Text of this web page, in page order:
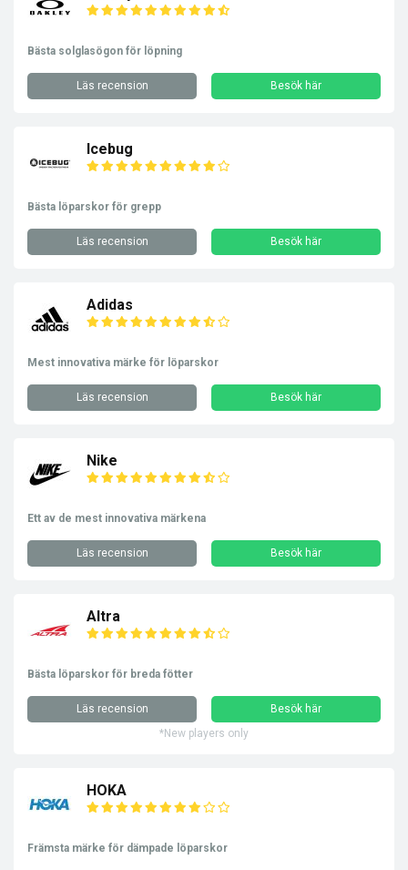
Bästa solglasögon för löpning
Läs recension Besök här
Icebug
Bästa löparskor för grepp
Läs recension Besök här
Adidas
Mest innovativa märke för löparskor
Läs recension Besök här
Nike
Ett av de mest innovativa märkena
Läs recension Besök här
Altra
Bästa löparskor för breda fötter
Läs recension
Besök här
*New players only
HOKA
Främsta märke för dämpade löparskor